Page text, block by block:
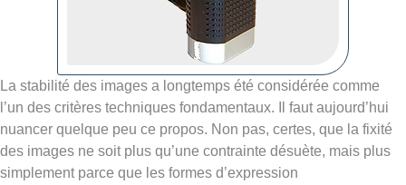
La stabilité des images a longtemps été considérée comme
l’un des critères techniques fondamentaux. Il faut aujourd’hui
nuancer quelque peu ce propos. Non pas, certes, que la fixité
des images ne soit plus qu’une contrainte désuète, mais plus
simplement parce que les formes d’expression